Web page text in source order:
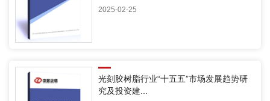
2025-02-25
光刻胶树脂行业“十五五”市场发展趋势研
究及投资建...